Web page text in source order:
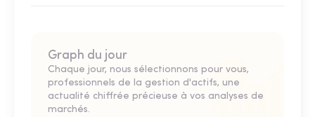
Graph du jour
Chaque jour, nous sélectionnons pour vous,
professionnels de la gestion d'actifs, une
actualité chiffrée précieuse à vos analyses de
marchés.